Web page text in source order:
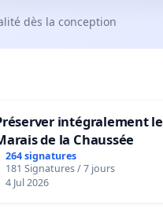
dès la conception
intégralement le
de la Chaussée
264 signatures
181 Signatures / 7 jours
4 Jul 2026